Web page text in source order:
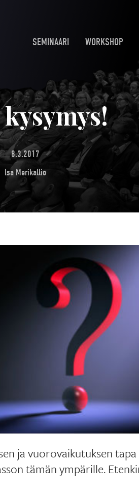
SEMINAARI WORKSHOP
8.3.2017
Isa Merikallio
ja vuorovaikutuksen
tämän ympärille.